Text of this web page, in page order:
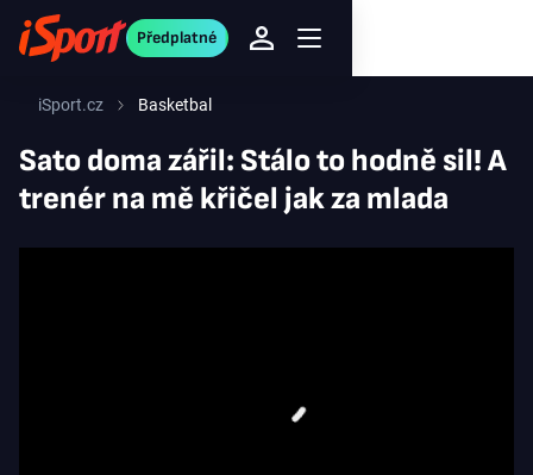
Předplatné
iSport.cz Basketbal
Sato doma zářil: Stálo to hodně sil! A
trenér na mě křičel jak za mlada